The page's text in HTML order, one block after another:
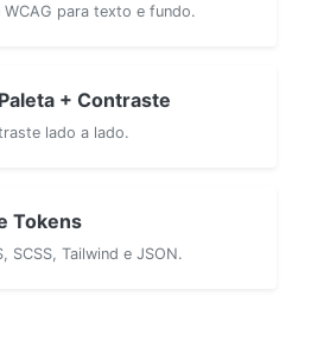
para texto e fundo.
+ Contraste
lado a lado.
Tokens
SCSS, Tailwind e JSON.